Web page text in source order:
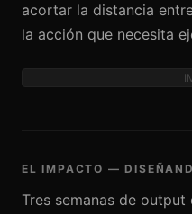
acortar la distancia
la acción que necesita
EL IMPACTO —
Tres semanas de